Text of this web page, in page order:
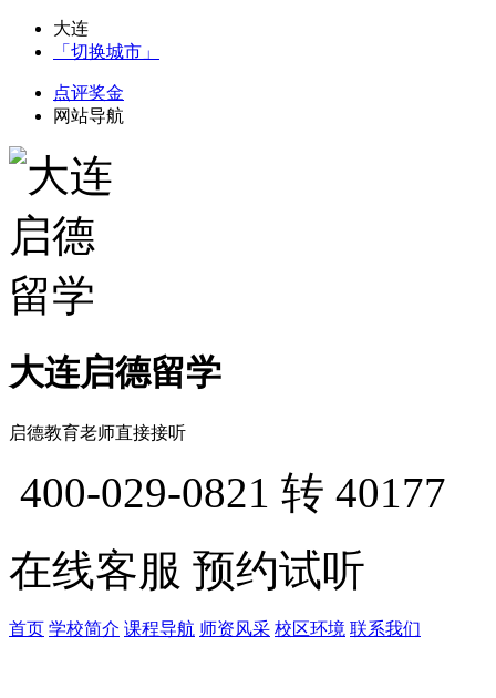
大连
「切换城市」
点评奖金
网站导航
大连启德留学
启德教育老师直接接听
400-029-0821 转 40177
在线客服 预约试听
首页 学校简介 课程导航 师资风采 校区环境 联系我们